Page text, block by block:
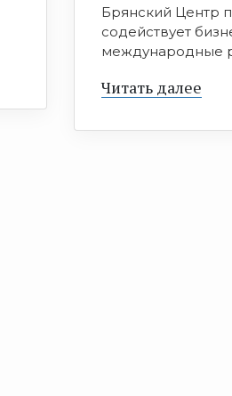
Брянский Центр
содействует
международные
Читать далее